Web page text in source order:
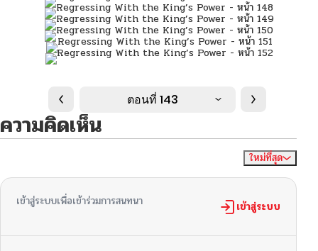
ตอนที่ 143
ความคิดเห็น
ใหม่ที่สุด
เข้าสู่ระบบเพื่อเข้าร่วมการสนทนา เข้าสู่ระบบ